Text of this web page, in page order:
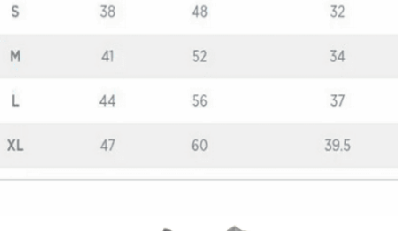
ΠΑΙΔΙΚΑ TSHIRT
Μπλούζα Samurai Biker
12,00€